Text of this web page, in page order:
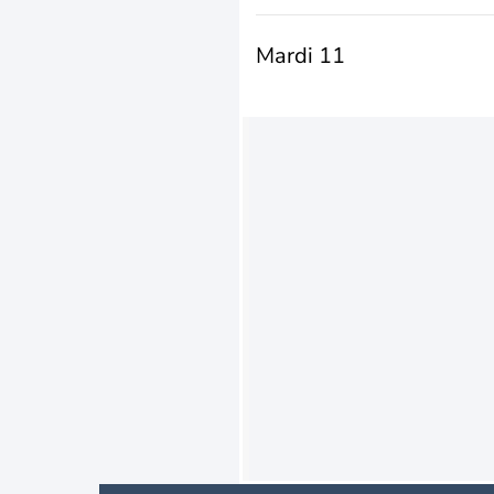
Mardi 11